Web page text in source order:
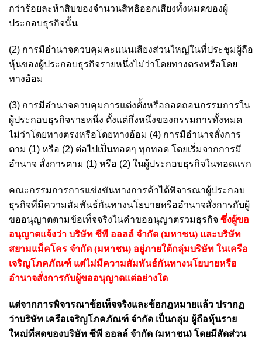
กว่าร้อยละห้าสิบของจำนวนสิทธิออกเสียงทั้งหมดของผู้
ประกอบธุรกิจนั้น
(2) การมีอำนาจควบคุมคะแนนเสียงส่วนใหญ่ในที่ประชุมผู้ถือ
หุ้นของผู้ประกอบธุรกิจรายหนึ่งไม่ว่าโดยทางตรงหรือโดย
ทางอ้อม
(3) การมีอำนาจควบคุมการแต่งตั้งหรือถอดถอนกรรมการใน
ผู้ประกอบธุรกิจรายหนึ่ง ตั้งแต่กึ่งหนึ่งของกรรมการทั้งหมด
ไม่ว่าโดยทางตรงหรือโดยทางอ้อม (4) การมีอำนาจสั่งการ
ตาม (1) หรือ (2) ต่อไปเป็นทอดๆ ทุกทอด โดยเริ่มจากการมี
อำนาจ สั่งการตาม (1) หรือ (2) ในผู้ประกอบธุรกิจในทอดแรก
คณะกรรมการการแข่งขันทางการค้าได้พิจารณาผู้ประกอบ
ธุรกิจที่มีความสัมพันธ์กันทางนโยบายหรืออำนาจสั่งการกับผู้
ขออนุญาตตามข้อเท็จจริงในคำขออนุญาตรวมธุรกิจ ซึ่งผู้ขอ
อนุญาตแจ้งว่า บริษัท ซีพี ออลล์ จำกัด (มหาชน) และบริษัท
สยามแม็คโคร จำกัด (มหาชน) อยู่ภายใต้กลุ่มบริษัท ในเครือ
เจริญโภคภัณฑ์ แต่ไม่มีความสัมพันธ์กันทางนโยบายหรือ
อำนาจสั่งการกับผู้ขออนุญาตแต่อย่างใด
แต่จากการพิจารณาข้อเท็จจริงและข้อกฎหมายแล้ว ปรากฏ
ว่าบริษัท เครือเจริญโภคภัณฑ์ จำกัด เป็นกลุ่ม ผู้ถือหุ้นราย
ใหญ่ที่สุดของบริษัท ซีพี ออลล์ จำกัด (มหาชน) โดยมีสัดส่วน